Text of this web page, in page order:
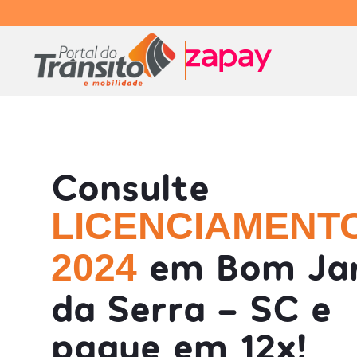
Consulte
2024 em Bom
da Serra - SC e
pague em 12x!